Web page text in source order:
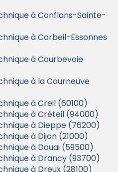
à Conflans-Sainte-
à Corbeil-Essonnes
à Courbevoie
à la Courneuve
à Creil (60100)
à Créteil (94000)
à Dieppe (76200)
à Dijon (21000)
à Douai (59500)
à Drancy (93700)
à Dreux (28100)